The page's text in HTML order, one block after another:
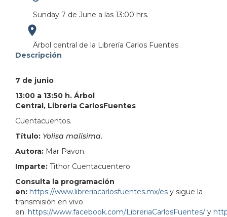
Sunday 7 de June a las 13:00 hrs.
Ärbol central de la Librería Carlos Fuentes
Descripción
7 de junio
13:00 a 13:50 h. Árbol
Central, Librería CarlosFuentes
Cuentacuentos.
Título: Yolisa malísima.
Autora: Mar Pavon.
Imparte: Tithor Cuentacuentero.
Consulta la programación
en: https://www.libreriacarlosfuentes.mx/es y sigue la
transmisión en vivo
en: https://www.facebook.com/LibreriaCarlosFuentes/ y